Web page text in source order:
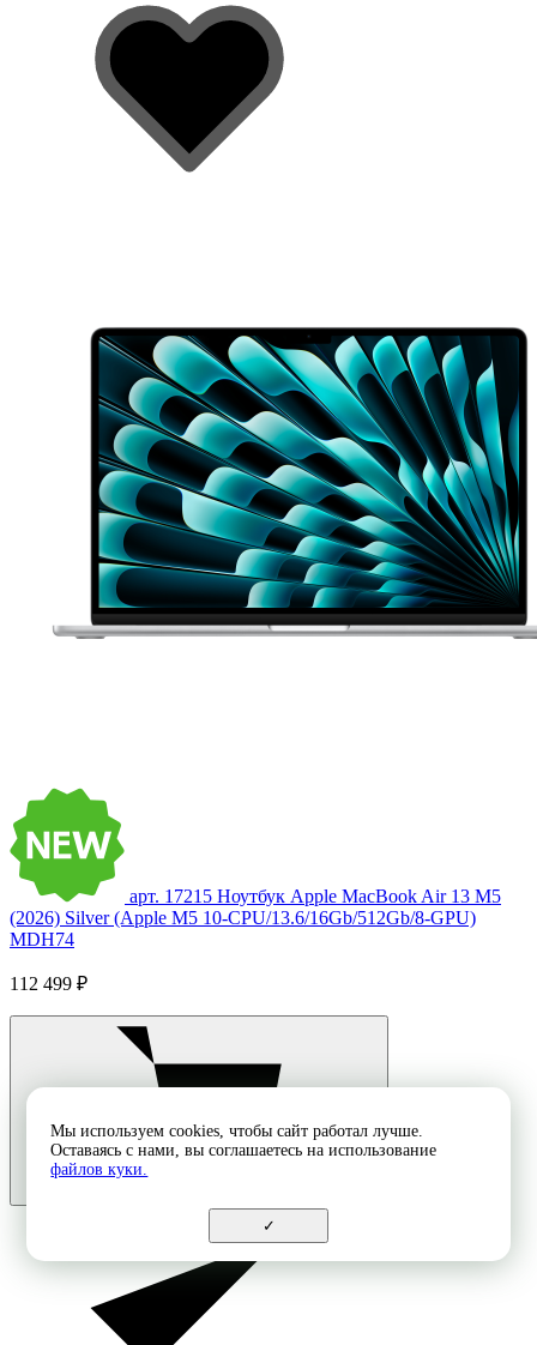
арт. 17215 Ноутбук Apple MacBook Air 13 M5
(2026) Silver (Apple M5 10-CPU/13.6/16Gb/512Gb/8-GPU)
MDH74
112 499 ₽
Мы используем cookies, чтобы сайт работал лучше.
Оставаясь с нами, вы соглашаетесь на использование
файлов куки.
✓